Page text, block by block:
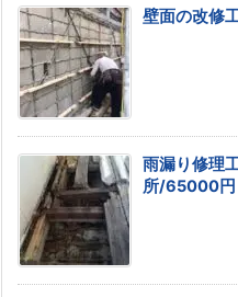
壁面の改
雨漏り修理
所/65000円